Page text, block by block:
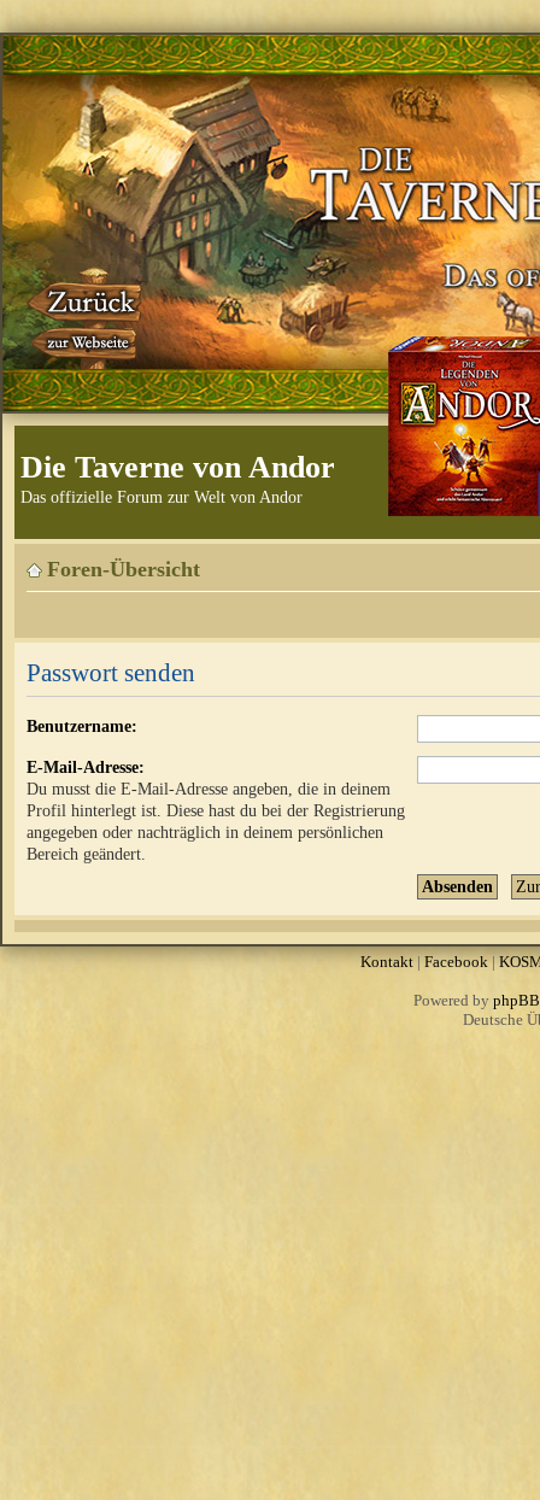
Die Taverne von Andor
Das offizielle Forum zur Welt von Andor
Foren-Übersicht
Passwort senden
Benutzername:
E-Mail-Adresse:
Du musst die E-Mail-Adresse angeben, die in deinem
Profil hinterlegt ist. Diese hast du bei der Registrierung
angegeben oder nachträglich in deinem persönlichen
Bereich geändert.
Kontakt| Facebook |
Powered by phpBB
Deutsche